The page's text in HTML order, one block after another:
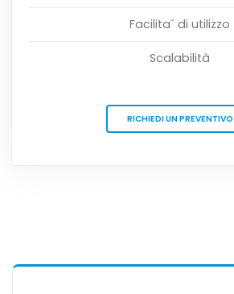
Facilita´ di utilizzo
Scalabilità
RICHIEDI UN PREVENTIVO